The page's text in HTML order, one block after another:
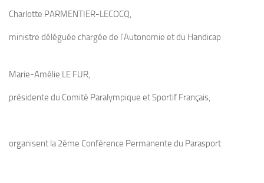
Charlotte PARMENTIER-LECOCQ,
ministre déléguée chargée de l’Autonomie et du Handicap
Marie-Amélie LE FUR,
présidente du Comité Paralympique et Sportif Français,
organisent la 2ème Conférence Permanente du Parasport